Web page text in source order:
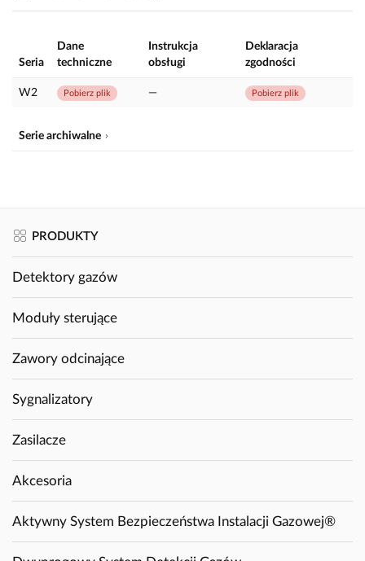
Seria
Dane
techniczne
Instrukcja
obsługi
Deklaracja
zgodności
W2 Pobierz plik — Pobierz plik
Serie archiwalne
PRODUKTY
Detektory gazów
Moduły sterujące
Zawory odcinające
Sygnalizatory
Zasilacze
Akcesoria
Aktywny System Bezpieczeństwa Instalacji Gazowej®